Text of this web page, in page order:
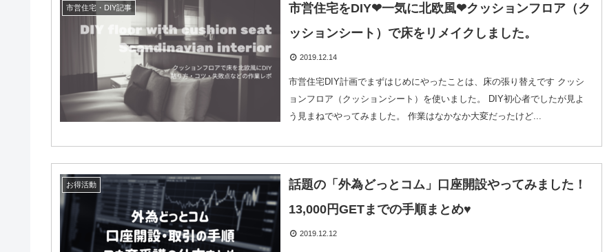
市営住宅・DIY記事
市営住宅をDIY❤一気に北欧風❤クッションフロア（ク
ッションシート）で床をリメイクしました。
市営住宅DIY計画でまずはじめにやったことは、床の張り替えです クッシ
ョンフロア（クッションシート）を使いました。 DIY初心者でしたが見よ
う見まねでやってみました。 作業はなかなか大変だったけど...
2019.12.14
お得活動
話題の「外為どっとコム」口座開設やってみました！
13,000円GETまでの手順まとめ♥
2019.12.12